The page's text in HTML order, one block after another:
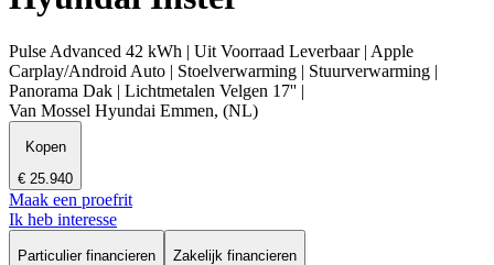
Pulse Advanced 42 kWh | Uit Voorraad Leverbaar | Apple
Carplay/Android Auto | Stoelverwarming | Stuurverwarming |
Panorama Dak | Lichtmetalen Velgen 17'' |
Van Mossel Hyundai Emmen, (NL)
Kopen
€ 25.940
Maak een proefrit
Ik heb interesse
Particulier financieren
Zakelijk financieren